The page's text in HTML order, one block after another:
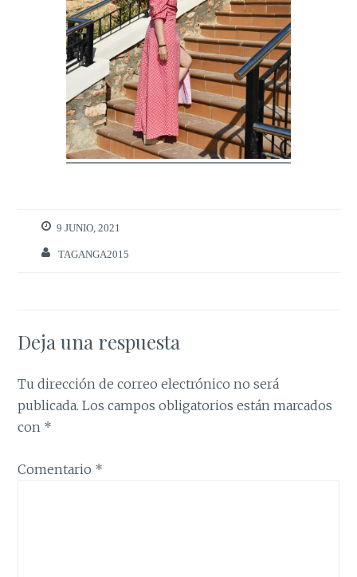
9 JUNIO, 2021
TAGANGA2015
Deja una respuesta
Tu dirección de correo electrónico no será
publicada. Los campos obligatorios están marcados
con *
Comentario *